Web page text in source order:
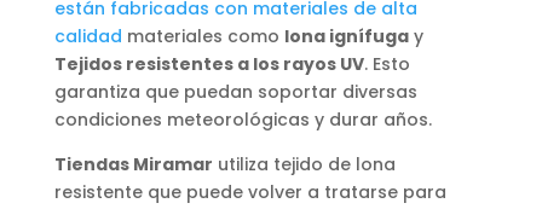
están fabricadas con materiales de alta
calidad materiales como lona ignífugay
Tejidos resistentes a los rayos UV. Esto
garantiza que puedan soportar diversas
condiciones meteorológicas y durar años.
Tiendas Miramar utiliza tejido de lona
resistente que puede volver a tratarse para